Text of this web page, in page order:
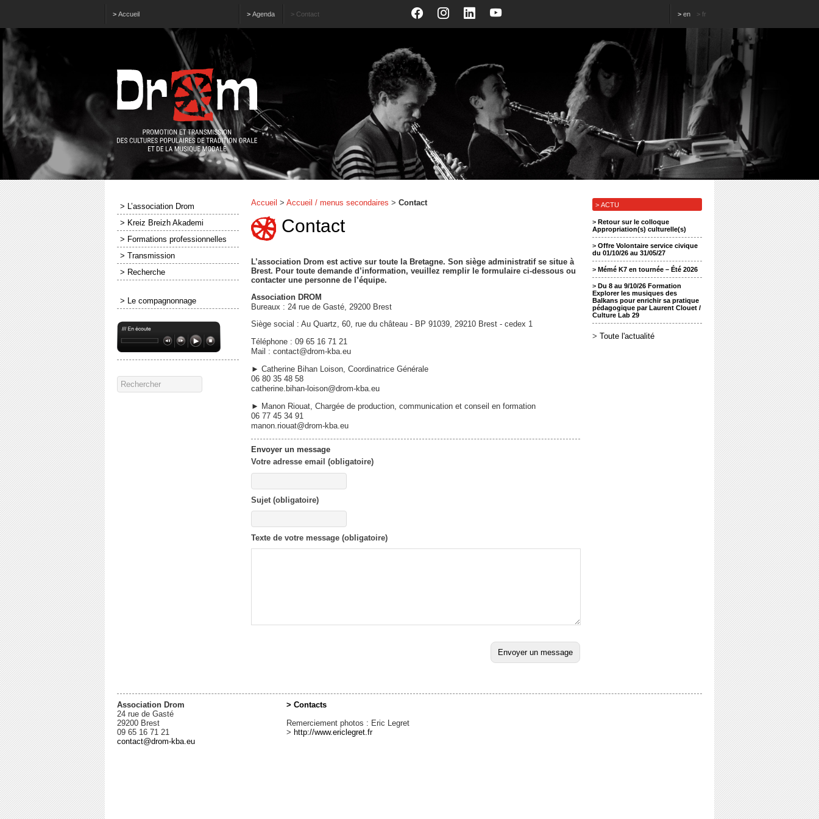
> Accueil > Agenda > Contact > en > fr
> L’association Drom
> Kreiz Breizh Akademi
> Formations professionnelles
> Transmission
> Recherche
> Le compagnonnage
Accueil > Accueil / menus secondaires > Contact
Contact
L’association Drom est active sur toute la Bretagne. Son siège administratif se situe à
Brest. Pour toute demande d’information, veuillez remplir le formulaire ci-dessous ou
contacter une personne de l’équipe.
Association DROM
Bureaux : 24 rue de Gasté, 29200 Brest
Siège social : Au Quartz, 60, rue du château - BP 91039, 29210 Brest - cedex 1
Téléphone : 09 65 16 71 21
Mail : contact@drom-kba.eu
► Catherine Bihan Loison, Coordinatrice Générale
06 80 35 48 58
catherine.bihan-loison@drom-kba.eu
► Manon Riouat, Chargée de production, communication et conseil en formation
06 77 45 34 91
manon.riouat@drom-kba.eu
Envoyer un message
Votre adresse email (obligatoire)
Sujet (obligatoire)
Texte de votre message (obligatoire)
> ACTU
> Retour sur le colloque
Appropriation(s) culturelle(s)
> Offre Volontaire service civique
du 01/10/26 au 31/05/27
> Mémé K7 en tournée – Été 2026
> Du 8 au 9/10/26 Formation
Explorer les musiques des
Balkans pour enrichir sa pratique
pédagogique par Laurent Clouet /
Culture Lab 29
> Toute l'actualité
Association Drom
24 rue de Gasté
29200 Brest
09 65 16 71 21
contact@drom-kba.eu
> Contacts
Remerciement photos : Eric Legret
> http://www.ericlegret.fr